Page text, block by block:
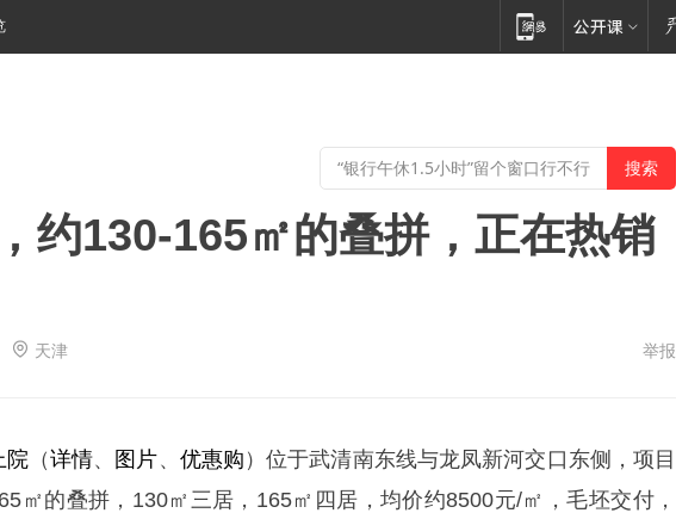
约130-165㎡的叠拼，正在热销
天津 举报
院（详情、 图片、 优惠购 ）位于武清南东线与龙凤新河交口东侧，项目
㎡的叠拼，130㎡三居，165㎡四居，均价约8500元/㎡，毛坯交付，